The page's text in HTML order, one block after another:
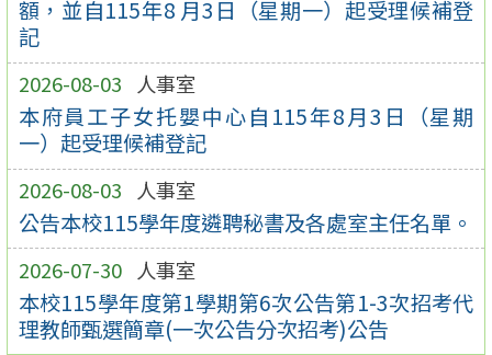
額，並自115年8 月3日（星期一）起受理候補登
記
2026-08-03 人事室
本府員工子女托嬰中心自115年8月3日（星期
一）起受理候補登記
2026-08-03 人事室
公告本校115學年度遴聘秘書及各處室主任名單。
2026-07-30 人事室
本校115學年度第1學期第6次公告第1-3次招考代
理教師甄選簡章(一次公告分次招考)公告